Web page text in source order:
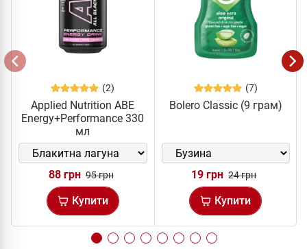
(2)
Applied Nutrition ABE
Energy+Performance 330
мл
88 грн 95 грн
Купити
(7)
Bolero Classic (9 грам)
19 грн 24 грн
Купити